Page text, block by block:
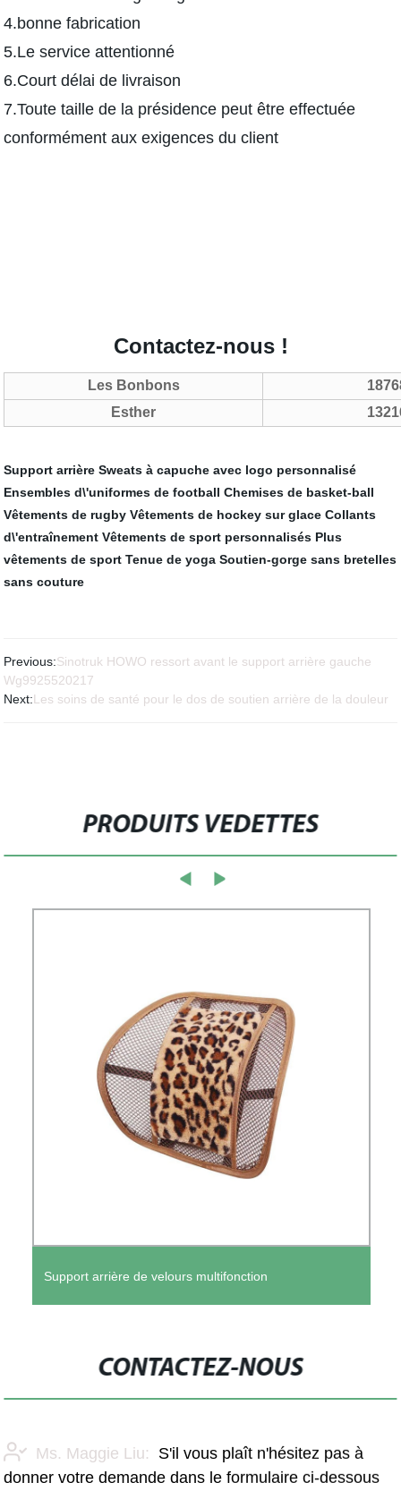
4.bonne fabrication
5.Le service attentionné
6.Court délai de livraison
7.Toute taille de la présidence peut être effectuée
conformément aux exigences du client
Contactez-nous !
Les Bonbons
Esther
Support arrière Sweats à capuche avec logo personnalisé
Ensembles d\'uniformes de football Chemises de basket-ball
Vêtements de rugby Vêtements de hockey sur glace Collants
d\'entraînement Vêtements de sport personnalisés Plus
vêtements de sport Tenue de yoga Soutien-gorge sans bretelles
sans couture
Previous:Sinotruk HOWO ressort avant le support arrière gauche
Wg9925520217
Next:Les soins de santé pour le dos de soutien arrière de la douleur
PRODUITS VEDETTES
Support arrière de velours multifonction
CONTACTEZ-NOUS
Ms. Maggie Liu:
S'il vous plaît n'hésitez pas à
donner votre demande dans le formulaire ci-dessous